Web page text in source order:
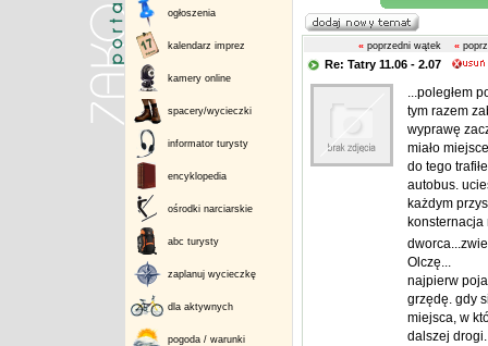
ogłoszenia
kalendarz imprez
kamery online
spacery/wycieczki
informator turysty
encyklopedia
ośrodki narciarskie
abc turysty
zaplanuj wycieczkę
dla aktywnych
pogoda / warunki
«poprzedni wątek «
Re: Tatry 11.06 - 2.07
...poległem
tym razem
wyprawę
miało
do tego
autobus.
każdym
konsternacja
Olczę...
najpierw
grzędę. gdy
miejsca, w
dalszej